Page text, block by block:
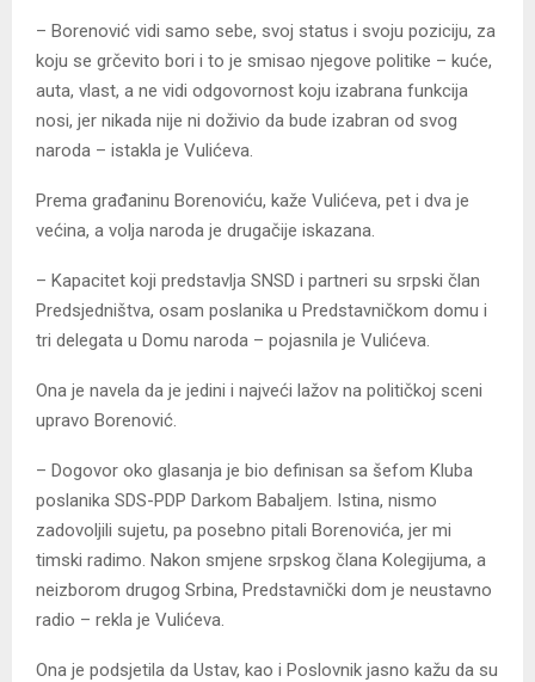
– Borenović vidi samo sebe, svoj status i svoju poziciju, za
koju se grčevito bori i to je smisao njegove politike – kuće,
auta, vlast, a ne vidi odgovornost koju izabrana funkcija
nosi, jer nikada nije ni doživio da bude izabran od svog
naroda – istakla je Vulićeva.
Prema građaninu Borenoviću, kaže Vulićeva, pet i dva je
većina, a volja naroda je drugačije iskazana.
– Kapacitet koji predstavlja SNSD i partneri su srpski član
Predsjedništva, osam poslanika u Predstavničkom domu i
tri delegata u Domu naroda – pojasnila je Vulićeva.
Ona je navela da je jedini i najveći lažov na političkoj sceni
upravo Borenović.
– Dogovor oko glasanja je bio definisan sa šefom Kluba
poslanika SDS-PDP Darkom Babaljem. Istina, nismo
zadovoljili sujetu, pa posebno pitali Borenovića, jer mi
timski radimo. Nakon smjene srpskog člana Kolegijuma, a
neizborom drugog Srbina, Predstavnički dom je neustavno
radio – rekla je Vulićeva.
Ona je podsjetila da Ustav, kao i Poslovnik jasno kažu da su